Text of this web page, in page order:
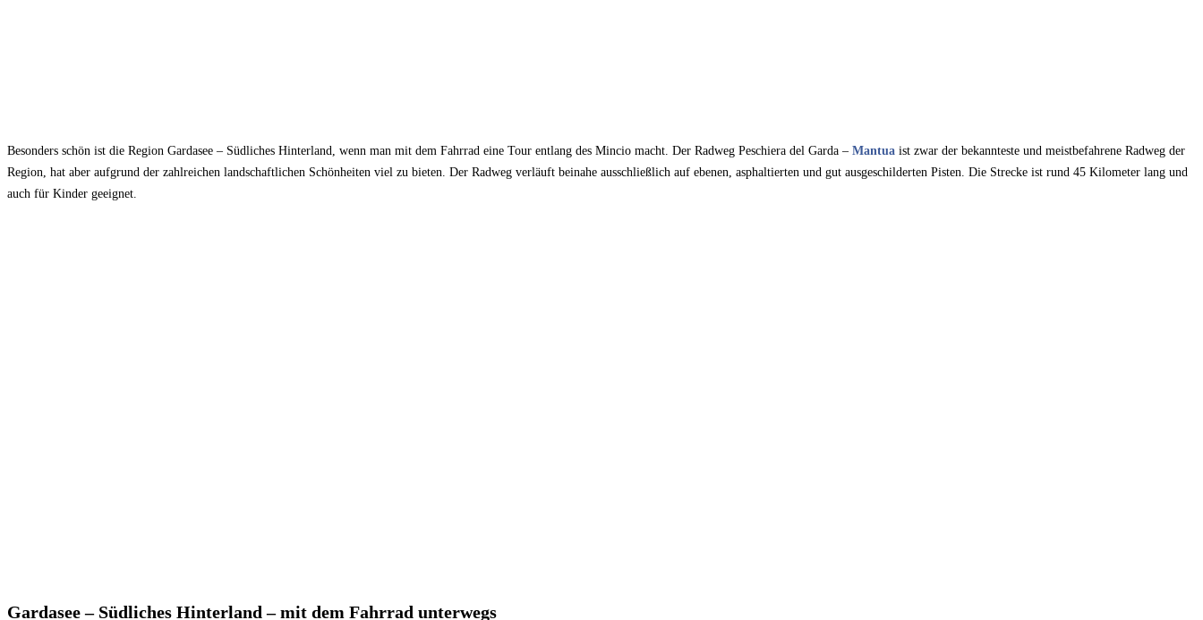
Besonders schön ist die Region Gardasee – Südliches Hinterland, wenn man mit dem Fahrrad eine Tour entlang des Mincio macht. Der Radweg Peschiera del Garda – Mantua ist zwar der bekannteste und meistbefahrene Radweg der
Region, hat aber aufgrund der zahlreichen landschaftlichen Schönheiten viel zu bieten. Der Radweg verläuft beinahe ausschließlich auf ebenen, asphaltierten und gut ausgeschilderten Pisten. Die Strecke ist rund 45 Kilometer lang und
auch für Kinder geeignet.
Gardasee – Südliches Hinterland – mit dem Fahrrad unterwegs